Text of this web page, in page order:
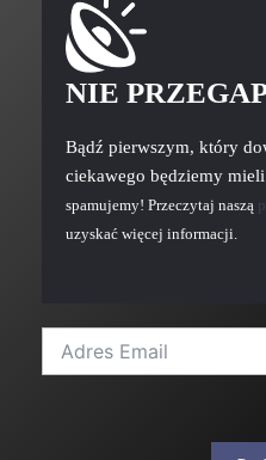
NIE
Bądź pierwszym, który
ciekawego będziemy
spamujemy! Przeczytaj naszą
uzyskać więcej informacji.